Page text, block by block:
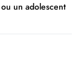
un adolescent